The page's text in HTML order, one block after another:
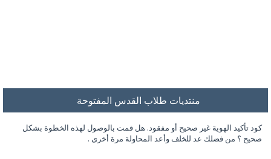
منتديات طلاب القدس المفتوحة
كود تأكيد الهوية غير صحيح أو مفقود. هل قمت بالوصول لهذه الخطوة بشكل
صحيح ؟ من فضلك عد للخلف وأعد المحاولة مرة أخرى .